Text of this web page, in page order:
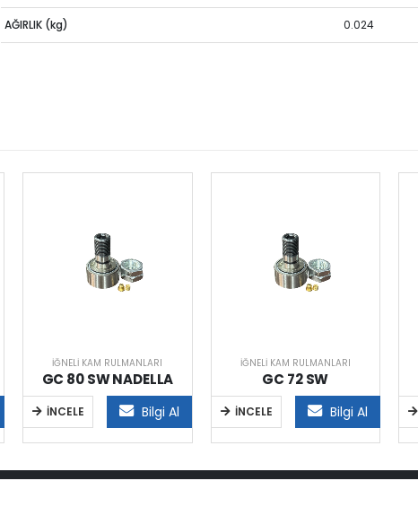
AĞIRLIK (kg) 0.024
İĞNELI KAM RULMANLARI
GC 80 SW NADELLA
İNCELE Bilgi Al
İĞNELI KAM RULMANLARI
GC 72 SW
İNCELE Bilgi Al